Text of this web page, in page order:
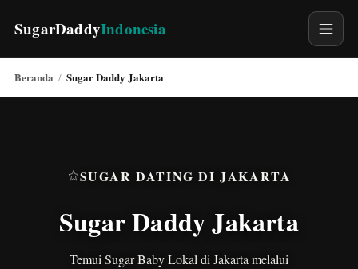
SugarDaddyIndonesia
Beranda / Sugar Daddy Jakarta
SUGAR DATING DI JAKARTA
Sugar Daddy Jakarta
Temui Sugar Baby Lokal di Jakarta melalui